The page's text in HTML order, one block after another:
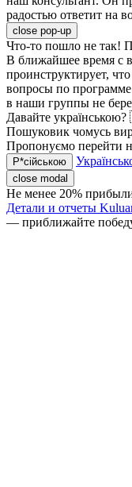
радостью ответит на
close pop-up
Что-то пошло не так!
В ближайшее время с
проинструктирует,
вопросы по
в наши группы не
Давайте
Пошуковик чомусь
Пропонуємо перейти
Р*сійською
close modal
Не менее 20%
Детали и отчеты
— приближайте